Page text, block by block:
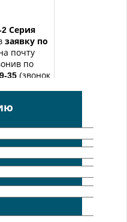
2 Серия
заявку по
почту
по
35 (звонок
изделий
площадок,
,Санкт-
Хабаровске,Ростове-на
,Симферополе